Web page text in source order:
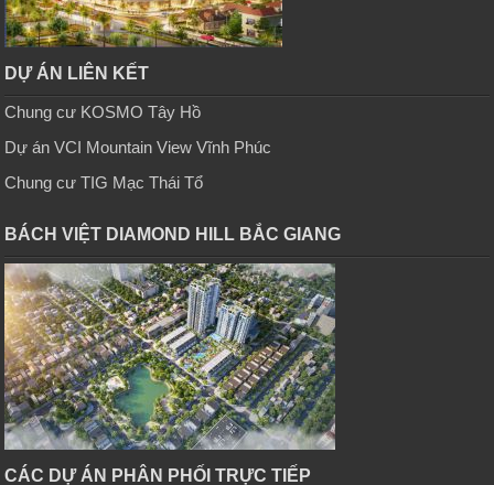
DỰ ÁN LIÊN KẾT
Chung cư KOSMO Tây Hồ
Dự án VCI Mountain View Vĩnh Phúc
Chung cư TIG Mạc Thái Tổ
BÁCH VIỆT DIAMOND HILL BẮC GIANG
CÁC DỰ ÁN PHÂN PHỐI TRỰC TIẾP